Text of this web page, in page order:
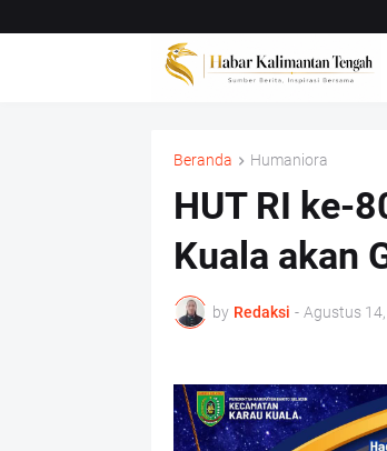
Beranda Humaniora
HUT RI ke-
Kuala akan
by Redaksi - Agustus